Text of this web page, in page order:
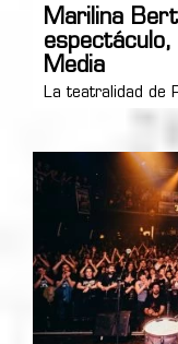
Marilina
Media
La teatralidad de